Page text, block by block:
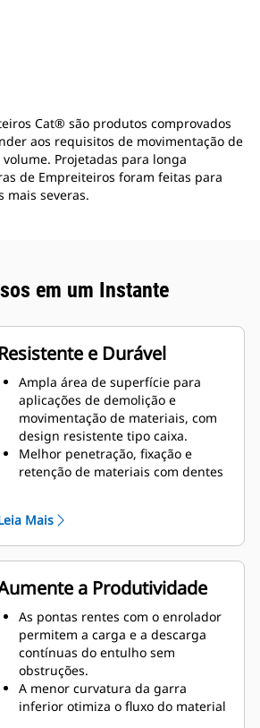
Cat® são produtos comprovados
aos requisitos de movimentação de
Projetadas para longa
de Empreiteiros foram feitas para
mais severas.
em um Instante
Resistente e Durável
Ampla área de superfície para
aplicações de demolição e
movimentação de materiais, com
design resistente tipo caixa.
Melhor penetração, fixação e
retenção de materiais com dentes
Os dentes longos e de grande
espaçamento para melhor
visibilidade permitem manter a
atenção ao trabalho.
Pontas, envoltórios e tiras de
desgaste são feitos de aço AR400
para oferecer alta durabilidade
nas aplicações mais difíceis.
Mais
a Produtividade
As pontas rentes com o enrolador
permitem a carga e a descarga
contínuas do entulho sem
obstruções.
A menor curvatura da garra
inferior otimiza o fluxo do material